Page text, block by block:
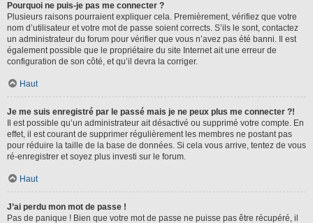
Pourquoi ne puis-je pas me connecter ?
Plusieurs raisons pourraient expliquer cela. Premièrement, vérifiez que votre
nom d’utilisateur et votre mot de passe soient corrects. S’ils le sont, contactez
un administrateur du forum pour vérifier que vous n’avez pas été banni. Il est
également possible que le propriétaire du site Internet ait une erreur de
configuration de son côté, et qu’il devra la corriger.
Haut
Je me suis enregistré par le passé mais je ne peux plus me connecter ?!
Il est possible qu’un administrateur ait désactivé ou supprimé votre compte. En
effet, il est courant de supprimer régulièrement les membres ne postant pas
pour réduire la taille de la base de données. Si cela vous arrive, tentez de vous
ré-enregistrer et soyez plus investi sur le forum.
Haut
J’ai perdu mon mot de passe !
Pas de panique ! Bien que votre mot de passe ne puisse pas être récupéré, il